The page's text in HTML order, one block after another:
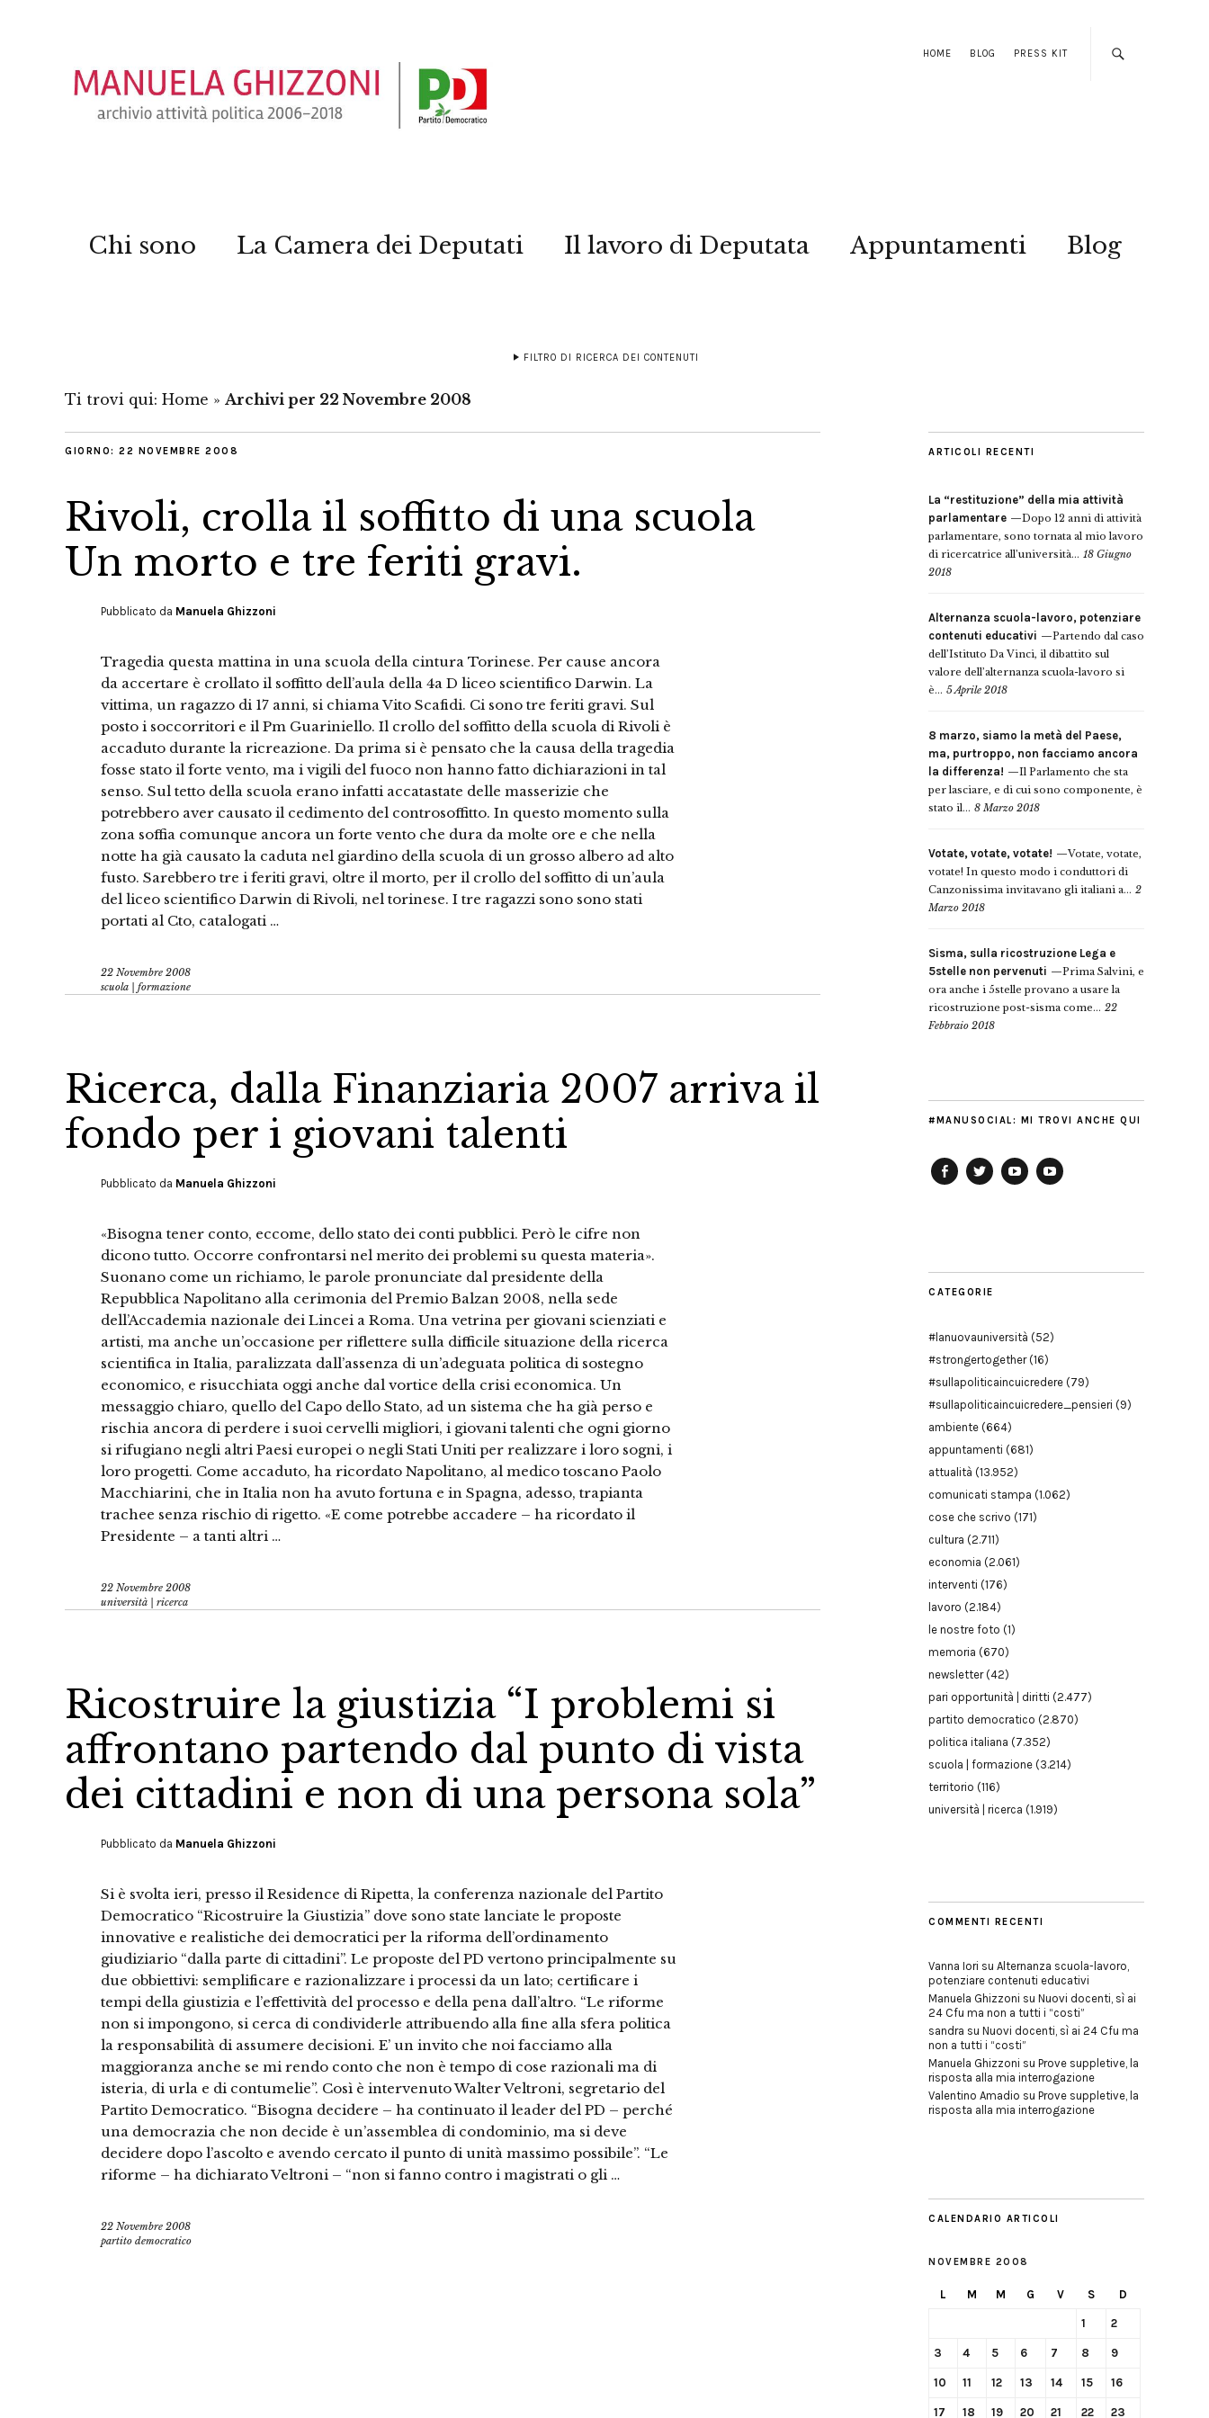
HOME BLOG PRESS KIT
Chi sono La Camera dei Deputati Il lavoro di Deputata Appuntamenti Blog
FILTRO DI RICERCA DEI CONTENUTI
Ti trovi qui: Home » Archivi per 22 Novembre 2008
GIORNO: 22 NOVEMBRE 2008
Rivoli, crolla il soffitto di una scuola
Un morto e tre feriti gravi.
Pubblicato da Manuela Ghizzoni
Tragedia questa mattina in una scuola della cintura Torinese. Per cause ancora
da accertare è crollato il soffitto dell’aula della 4a D liceo scientifico Darwin. La
vittima, un ragazzo di 17 anni, si chiama Vito Scafidi. Ci sono tre feriti gravi. Sul
posto i soccorritori e il Pm Guariniello. Il crollo del soffitto della scuola di Rivoli è
accaduto durante la ricreazione. Da prima si è pensato che la causa della tragedia
fosse stato il forte vento, ma i vigili del fuoco non hanno fatto dichiarazioni in tal
senso. Sul tetto della scuola erano infatti accatastate delle masserizie che
potrebbero aver causato il cedimento del controsoffitto. In questo momento sulla
zona soffia comunque ancora un forte vento che dura da molte ore e che nella
notte ha già causato la caduta nel giardino della scuola di un grosso albero ad alto
fusto. Sarebbero tre i feriti gravi, oltre il morto, per il crollo del soffitto di un’aula
del liceo scientifico Darwin di Rivoli, nel torinese. I tre ragazzi sono sono stati
portati al Cto, catalogati …
22 Novembre 2008
scuola | formazione
Ricerca, dalla Finanziaria 2007 arriva il
fondo per i giovani talenti
Pubblicato da Manuela Ghizzoni
«Bisogna tener conto, eccome, dello stato dei conti pubblici. Però le cifre non
dicono tutto. Occorre confrontarsi nel merito dei problemi su questa materia».
Suonano come un richiamo, le parole pronunciate dal presidente della
Repubblica Napolitano alla cerimonia del Premio Balzan 2008, nella sede
dell’Accademia nazionale dei Lincei a Roma. Una vetrina per giovani scienziati e
artisti, ma anche un’occasione per riflettere sulla difficile situazione della ricerca
scientifica in Italia, paralizzata dall’assenza di un’adeguata politica di sostegno
economico, e risucchiata oggi anche dal vortice della crisi economica. Un
messaggio chiaro, quello del Capo dello Stato, ad un sistema che ha già perso e
rischia ancora di perdere i suoi cervelli migliori, i giovani talenti che ogni giorno
si rifugiano negli altri Paesi europei o negli Stati Uniti per realizzare i loro sogni, i
loro progetti. Come accaduto, ha ricordato Napolitano, al medico toscano Paolo
Macchiarini, che in Italia non ha avuto fortuna e in Spagna, adesso, trapianta
trachee senza rischio di rigetto. «E come potrebbe accadere – ha ricordato il
Presidente – a tanti altri …
22 Novembre 2008
università | ricerca
Ricostruire la giustizia “I problemi si
affrontano partendo dal punto di vista
dei cittadini e non di una persona sola”
Pubblicato da Manuela Ghizzoni
Si è svolta ieri, presso il Residence di Ripetta, la conferenza nazionale del Partito
Democratico “Ricostruire la Giustizia” dove sono state lanciate le proposte
innovative e realistiche dei democratici per la riforma dell’ordinamento
giudiziario “dalla parte di cittadini”. Le proposte del PD vertono principalmente su
due obbiettivi: semplificare e razionalizzare i processi da un lato; certificare i
tempi della giustizia e l’effettività del processo e della pena dall’altro. “Le riforme
non si impongono, si cerca di condividerle attribuendo alla fine alla sfera politica
la responsabilità di assumere decisioni. E’ un invito che noi facciamo alla
maggioranza anche se mi rendo conto che non è tempo di cose razionali ma di
isteria, di urla e di contumelie”. Così è intervenuto Walter Veltroni, segretario del
Partito Democratico. “Bisogna decidere – ha continuato il leader del PD – perché
una democrazia che non decide è un’assemblea di condominio, ma si deve
decidere dopo l’ascolto e avendo cercato il punto di unità massimo possibile”. “Le
riforme – ha dichiarato Veltroni – “non si fanno contro i magistrati o gli …
22 Novembre 2008
partito democratico
ARTICOLI RECENTI
La “restituzione” della mia attività
parlamentare
Dopo 12 anni di attività
parlamentare, sono tornata al mio lavoro
di ricercatrice all’università... 18 Giugno
2018
Alternanza scuola-lavoro, potenziare
contenuti educativi
Partendo dal caso
dell’Istituto Da Vinci, il dibattito sul
valore dell’alternanza scuola-lavoro si
è... 5 Aprile 2018
8 marzo, siamo la metà del Paese,
ma, purtroppo, non facciamo ancora
la differenza!
Il Parlamento che sta
per lasciare, e di cui sono componente, è
stato il... 8 Marzo 2018
Votate, votate, votate!
Votate, votate,
votate! In questo modo i conduttori di
Canzonissima invitavano gli italiani a... 2
Marzo 2018
Sisma, sulla ricostruzione Lega e
5stelle non pervenuti
Prima Salvini, e
ora anche i 5stelle provano a usare la
ricostruzione post-sisma come... 22
Febbraio 2018
#MANUSOCIAL: MI TROVI ANCHE QUI
CATEGORIE
#lanuovauniversità (52)
#strongertogether(16)
#sullapoliticaincuicredere (79)
#sullapoliticaincuicredere_pensieri (9)
ambiente (664)
appuntamenti (681)
attualità (13.952)
comunicati stampa (1.062)
cose che scrivo (171)
cultura (2.711)
economia (2.061)
interventi (176)
lavoro (2.184)
le nostre foto (1)
memoria (670)
newsletter(42)
pari opportunità | diritti (2.477)
partito democratico (2.870)
politica italiana (7.352)
scuola | formazione (3.214)
territorio (116)
università | ricerca (1.919)
COMMENTI RECENTI
Vanna Iori su Alternanza scuola-lavoro,
potenziare contenuti educativi
Manuela Ghizzoni su Nuovi docenti, sì ai
24 Cfu ma non a tutti i “costi”
sandra su Nuovi docenti, sì ai 24 Cfu ma
non a tutti i “costi”
Manuela Ghizzoni su Prove suppletive, la
risposta alla mia interrogazione
Valentino Amadio su Prove suppletive, la
risposta alla mia interrogazione
CALENDARIO ARTICOLI
NOVEMBRE 2008
L M M G V S D
1 2
3 4 5 6 7 8 9
10 11 12 13 14 15 16
17 18 19 20 21 22 23